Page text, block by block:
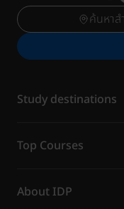
ค้นหาส
Study destinations
Top Courses
About IDP